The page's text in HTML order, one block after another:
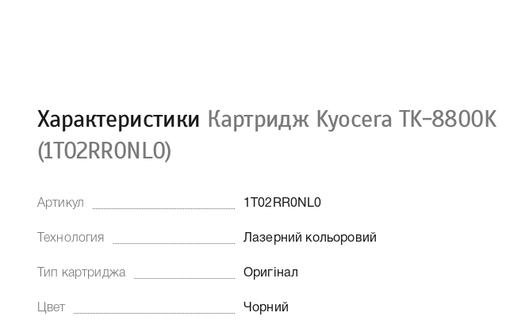
Характеристики Картридж Kyocera TK-8800K
(1T02RR0NL0)
Артикул 1T02RR0NL0
Технология Лазерний кольоровий
Тип картриджа Оригінал
Цвет Чорний